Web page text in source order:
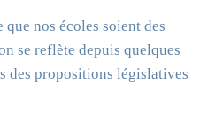
nos écoles soient des
se reflète depuis quelques
des propositions législatives